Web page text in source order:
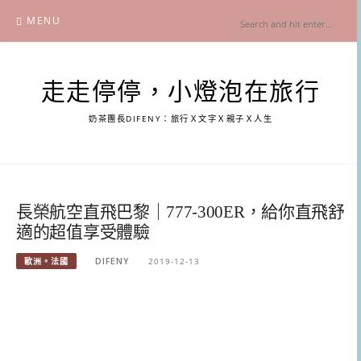
content
MENU
走走停停，小燈泡在旅行
奶茶團長DIFENY：旅行Ｘ文字Ｘ親子Ｘ人生
長榮航空直飛巴黎｜777-300ER，給你直飛舒
適的超值享受體驗
歐洲。法國 DIFENY 2019-12-13